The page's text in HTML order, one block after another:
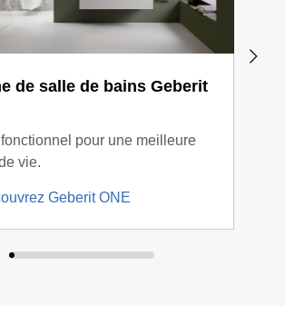
de salle de bains Geberit
pour une meilleure
vie.
Geberit ONE